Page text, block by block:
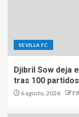
SEVILLA FC
Djibril Sow deja
tras 100
6 agosto, 2026